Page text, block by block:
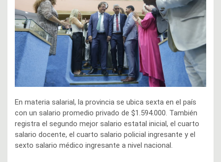
En materia salarial, la provincia se ubica sexta en el país
con un salario promedio privado de $1.594.000. También
registra el segundo mejor salario estatal inicial, el cuarto
salario docente, el cuarto salario policial ingresante y el
sexto salario médico ingresante a nivel nacional.